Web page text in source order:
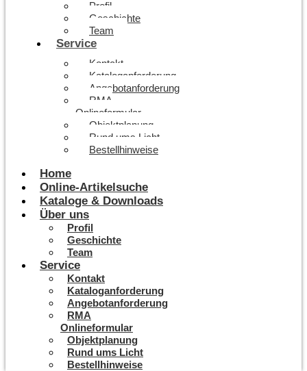
Profil
Geschichte
Team
Service
Kontakt
Kataloganforderung
Angebotanforderung
RMA
Onlineformular
Objektplanung
Rund ums Licht
Bestellhinweise
Home
Online-Artikelsuche
Kataloge & Downloads
Über uns
Profil
Geschichte
Team
Service
Kontakt
Kataloganforderung
Angebotanforderung
RMA
Onlineformular
Objektplanung
Rund ums Licht
Bestellhinweise